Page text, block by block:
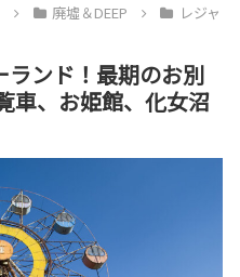
廃墟＆DEEP
レジャ
ランド！最期のお別
車、お姫館、化女沼